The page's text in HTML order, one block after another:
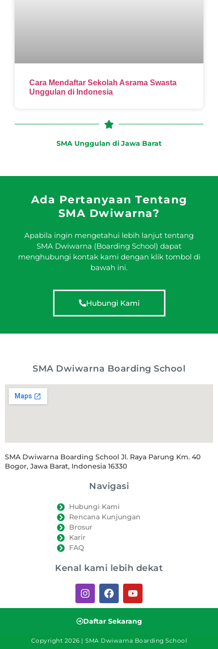
Cara Mendaftar Sekolah Asrama Swasta
Unggulan di Indonesia
SMA Unggulan di Jawa Barat
Ada Pertanyaan Tentang
SMA Dwiwarna?
Apabila ingin mengetahui lebih lanjut tentang
SMA Dwiwarna (Boarding School) dapat
menghubungi kontak kami dengan klik tombol di
bawah ini.
Hubungi Kami
SMA Dwiwarna Boarding School
SMA Dwiwarna Boarding School Jl. Raya Parung Km. 40
Bogor, Jawa Barat, Indonesia 16330
Navigasi
Hubungi Kami
Rencana Kunjungan
Brosur
Karir
FAQ
Kenal kami lebih dekat
Daftar Sekarang
Copyright 2026 | SMA Dwiwarna Boarding School